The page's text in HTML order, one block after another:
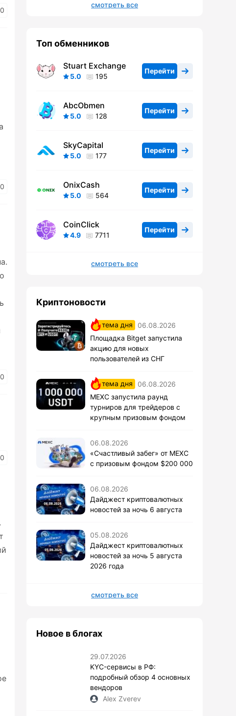
0
0
0
0
смотреть все
Топ обменников
Stuart Exchange
5.0 195
Перейти
AbcObmen
5.0 128
Перейти
SkyCapital
5.0 177
Перейти
OnixCash
5.0 564
Перейти
CoinClick
4.9 7711
Перейти
смотреть все
Криптоновости
тема дня
06.08.2026
Площадка Bitget запустила
акцию для новых
пользователей из СНГ
тема дня
06.08.2026
MEXC запустила раунд
турниров для трейдеров с
крупным призовым фондом
06.08.2026
«Счастливый забег» от MEXC
с призовым фондом $200 000
06.08.2026
Дайджест криптовалютных
новостей за ночь 6 августа
05.08.2026
Дайджест криптовалютных
новостей за ночь 5 августа
2026 года
смотреть все
Новое в блогах
29.07.2026
KYC-сервисы в РФ:
подробный обзор 4 основных
вендоров
Alex Zverev